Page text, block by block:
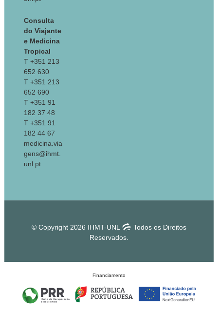
Consulta
do Viajante
e Medicina
Tropical
T +351 213
652 630
T +351 213
652 690
T +351 91
182 37 48
T +351 91
182 44 67
medicina.via
gens@ihmt.
unl.pt
© Copyright 2026 IHMT-UNL
Todos os Direitos
Reservados.
Financiamento